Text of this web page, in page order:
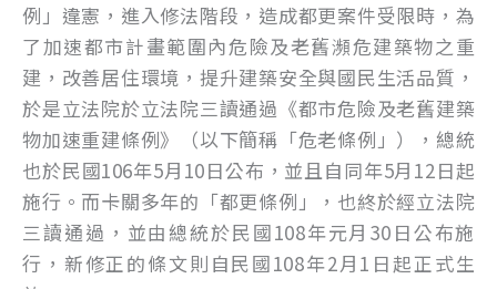
例」違憲，進入修法階段，造成都更案件受限時，為
了加速都市計畫範圍內危險及老舊瀕危建築物之重
建，改善居住環境，提升建築安全與國民生活品質，
於是立法院於立法院三讀通過《都市危險及老舊建築
物加速重建條例》（以下簡稱「危老條例」），總統
也於民國106年5月10日公布，並且自同年5月12日起
施行。而卡關多年的「都更條例」，也終於經立法院
三讀通過，並由總統於民國108年元月30日公布施
行，新修正的條文則自民國108年2月1日起正式生